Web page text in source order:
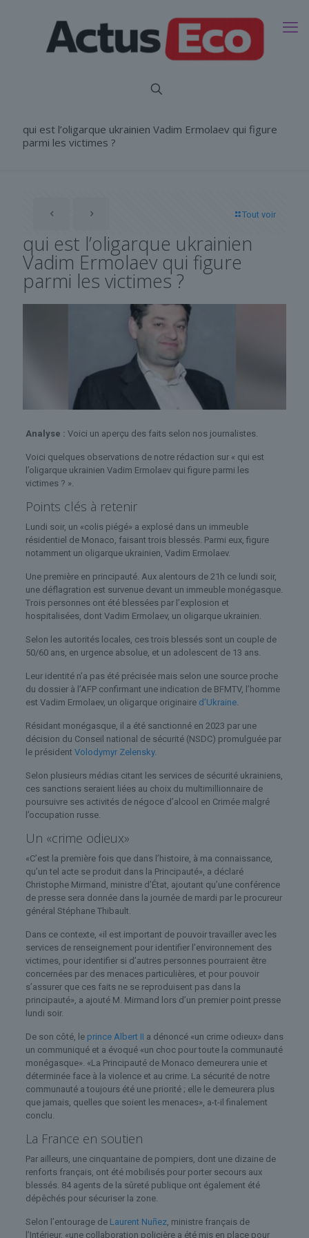
qui est l’oligarque ukrainien Vadim Ermolaev qui figure
parmi les victimes ?
Tout voir
qui est l’oligarque ukrainien
Vadim Ermolaev qui figure
parmi les victimes ?
Analyse : Voici un aperçu des faits selon nos journalistes.
Voici quelques observations de notre rédaction sur « qui est
l’oligarque ukrainien Vadim Ermolaev qui figure parmi les
victimes ? ».
Points clés à retenir
Lundi soir, un «colis piégé» a explosé dans un immeuble
résidentiel de Monaco, faisant trois blessés. Parmi eux, figure
notamment un oligarque ukrainien, Vadim Ermolaev.
Une première en principauté. Aux alentours de 21h ce lundi soir,
une déflagration est survenue devant un immeuble monégasque.
Trois personnes ont été blessées par l’explosion et
hospitalisées, dont Vadim Ermolaev, un oligarque ukrainien.
Selon les autorités locales, ces trois blessés sont un couple de
50/60 ans, en urgence absolue, et un adolescent de 13 ans.
Leur identité n’a pas été précisée mais selon une source proche
du dossier à l’AFP confirmant une indication de BFMTV, l’homme
est Vadim Ermolaev, un oligarque originaire d’Ukraine.
Résidant monégasque, il a été sanctionné en 2023 par une
décision du Conseil national de sécurité (NSDC) promulguée par
le président Volodymyr Zelensky.
Selon plusieurs médias citant les services de sécurité ukrainiens,
ces sanctions seraient liées au choix du multimillionnaire de
poursuivre ses activités de négoce d’alcool en Crimée malgré
l’occupation russe.
Un «crime odieux»
«C’est la première fois que dans l’histoire, à ma connaissance,
qu’un tel acte se produit dans la Principauté», a déclaré
Christophe Mirmand, ministre d’État, ajoutant qu’une conférence
de presse sera donnée dans la journée de mardi par le procureur
général Stéphane Thibault.
Dans ce contexte, «il est important de pouvoir travailler avec les
services de renseignement pour identifier l’environnement des
victimes, pour identifier si d’autres personnes pourraient être
concernées par des menaces particulières, et pour pouvoir
s’assurer que ces faits ne se reproduisent pas dans la
principauté», a ajouté M. Mirmand lors d’un premier point presse
lundi soir.
De son côté, le prince Albert II a dénoncé «un crime odieux» dans
un communiqué et a évoqué «un choc pour toute la communauté
monégasque». «La Principauté de Monaco demeurera unie et
déterminée face à la violence et au crime. La sécurité de notre
communauté a toujours été une priorité ; elle le demeurera plus
que jamais, quelles que soient les menaces», a-t-il finalement
conclu.
La France en soutien
Par ailleurs, une cinquantaine de pompiers, dont une dizaine de
renforts français, ont été mobilisés pour porter secours aux
blessés. 84 agents de la sûreté publique ont également été
dépêchés pour sécuriser la zone.
Selon l’entourage de Laurent Nuñez, ministre français de
l’Intérieur, «une collaboration policière a été mis en place pour